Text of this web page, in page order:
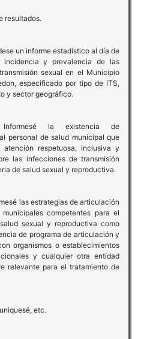
resultados.
un informe estadístico al día de
y prevalencia de las
sexual en el Municipio
especificado por tipo de ITS,
y sector geográfico.
la existencia de
personal de salud municipal que
atención respetuosa, inclusiva y
las infecciones de transmisión
de salud sexual y reproductiva.
las estrategias de articulación
competentes para el
sexual y reproductiva como
de programa de articulación y
organismos o establecimientos
y cualquier otra entidad
relevante para el tratamiento de
etc.